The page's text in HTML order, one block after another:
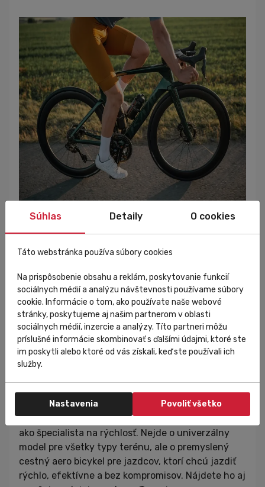
Cycle pochádza z Holandska a dlhodobo sa
špecializuje na vývoj výkonnostných karbónových
cestných bicyklov. Vo svojich modeloch kombinuje
technickú precíznosť, moderné technológie a
pretekársku filozofiu. Dôraz kladie na
aerodynamiku, efektivitu prenosu energie a čistý
dizajn. Ručná montáž a kontrola kvality patria
medzi základné piliere značky.
Cestný bicykel Isaac Mesonje jasne profilovaný
ako špecialista na rýchlosť. Nejde o univerzálny
model pre všetky typy terénu, ale o premyslený
cestný aero bicykel pre jazdcov, ktorí chcú jazdiť
rýchlo, efektívne a bez kompromisov. Nájdete ho aj
Súhlas Detaily O cookies
Táto webstránka používa súbory cookies
Na prispôsobenie obsahu a reklám, poskytovanie funkcií
sociálnych médií a analýzu návštevnosti používame súbory
cookie. Informácie o tom, ako používate naše webové
stránky, poskytujeme aj našim partnerom v oblasti
sociálnych médií, inzercie a analýzy. Títo partneri môžu
príslušné informácie skombinovať s ďalšími údajmi, ktoré ste
im poskytli alebo ktoré od vás získali, keď ste používali ich
služby.
Nastavenia Povoliť všetko